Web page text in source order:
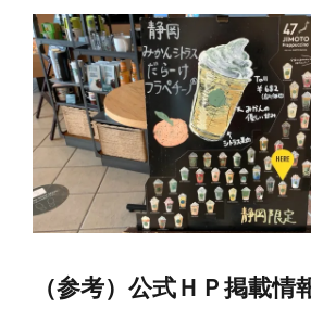
（参考）公式ＨＰ掲載情